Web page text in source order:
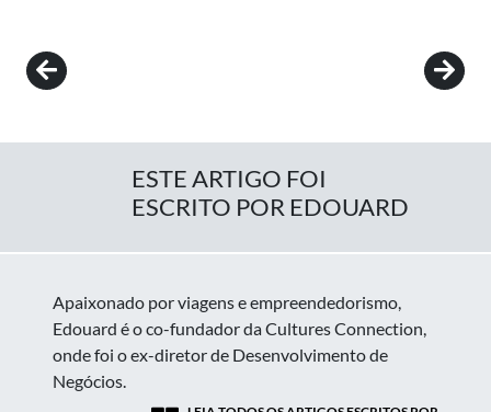
Post navigation
ESTE ARTIGO FOI
ESCRITO POR EDOUARD
Apaixonado por viagens e empreendedorismo,
Edouard é o co-fundador da Cultures Connection,
onde foi o ex-diretor de Desenvolvimento de
Negócios.